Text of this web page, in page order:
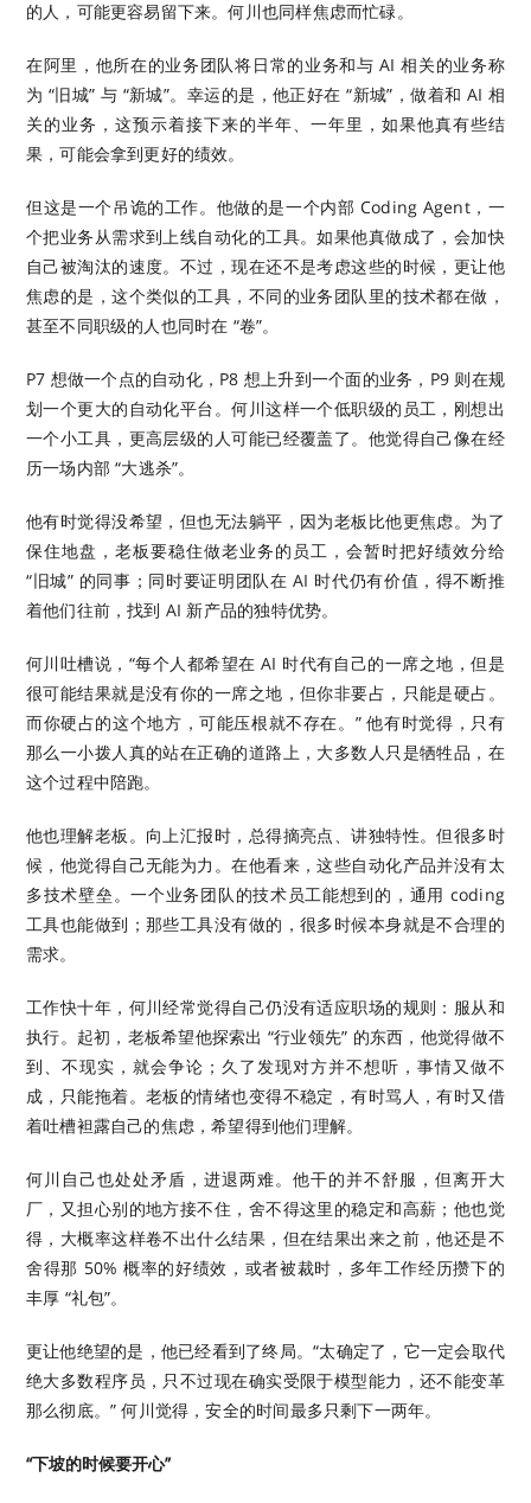
的人，可能更容易留下来。何川也同样焦虑而忙碌。
在阿里，他所在的业务团队将日常的业务和与 AI 相关的业务称
为 “旧城” 与 “新城”。幸运的是，他正好在 “新城”，做着和 AI 相
关的业务，这预示着接下来的半年、一年里，如果他真有些结
果，可能会拿到更好的绩效。
但这是一个吊诡的工作。他做的是一个内部 Coding Agent，一
个把业务从需求到上线自动化的工具。如果他真做成了，会加快
自己被淘汰的速度。不过，现在还不是考虑这些的时候，更让他
焦虑的是，这个类似的工具，不同的业务团队里的技术都在做，
甚至不同职级的人也同时在 “卷”。
P7 想做一个点的自动化，P8 想上升到一个面的业务，P9 则在规
划一个更大的自动化平台。何川这样一个低职级的员工，刚想出
一个小工具，更高层级的人可能已经覆盖了。他觉得自己像在经
历一场内部 “大逃杀”。
他有时觉得没希望，但也无法躺平，因为老板比他更焦虑。为了
保住地盘，老板要稳住做老业务的员工，会暂时把好绩效分给
“旧城” 的同事；同时要证明团队在 AI 时代仍有价值，得不断推
着他们往前，找到 AI 新产品的独特优势。
何川吐槽说，“每个人都希望在 AI 时代有自己的一席之地，但是
很可能结果就是没有你的一席之地，但你非要占，只能是硬占。
而你硬占的这个地方，可能压根就不存在。” 他有时觉得，只有
那么一小拨人真的站在正确的道路上，大多数人只是牺牲品，在
这个过程中陪跑。
他也理解老板。向上汇报时，总得摘亮点、讲独特性。但很多时
候，他觉得自己无能为力。在他看来，这些自动化产品并没有太
多技术壁垒。一个业务团队的技术员工能想到的，通用 coding
工具也能做到；那些工具没有做的，很多时候本身就是不合理的
需求。
工作快十年，何川经常觉得自己仍没有适应职场的规则：服从和
执行。起初，老板希望他探索出 “行业领先” 的东西，他觉得做不
到、不现实，就会争论；久了发现对方并不想听，事情又做不
成，只能拖着。老板的情绪也变得不稳定，有时骂人，有时又借
着吐槽袒露自己的焦虑，希望得到他们理解。
何川自己也处处矛盾，进退两难。他干的并不舒服，但离开大
厂，又担心别的地方接不住，舍不得这里的稳定和高薪；他也觉
得，大概率这样卷不出什么结果，但在结果出来之前，他还是不
舍得那 50% 概率的好绩效，或者被裁时，多年工作经历攒下的
丰厚 “礼包”。
更让他绝望的是，他已经看到了终局。“太确定了，它一定会取代
绝大多数程序员，只不过现在确实受限于模型能力，还不能变革
那么彻底。” 何川觉得，安全的时间最多只剩下一两年。
“下坡的时候要开心”